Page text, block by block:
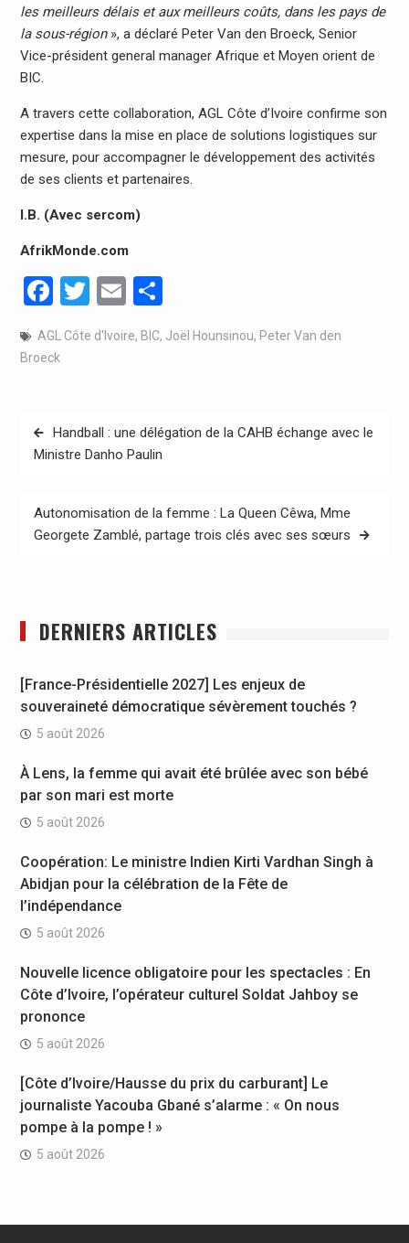
les meilleurs délais et aux meilleurs coûts, dans les pays de
la sous-région », a déclaré Peter Van den Broeck, Senior
Vice-président general manager Afrique et Moyen orient de
BIC.
A travers cette collaboration, AGL Côte d’Ivoire confirme son
expertise dans la mise en place de solutions logistiques sur
mesure, pour accompagner le développement des activités
de ses clients et partenaires.
I.B. (Avec sercom)
AfrikMonde.com
Facebook
Twitter
Email
AGL Côte d'Ivoire, BIC, Joël Hounsinou, Peter Van den
Broeck
Navigation
de
Handball : une délégation de la CAHB échange avec le
Ministre Danho Paulin
Autonomisation de la femme : La Queen Cêwa, Mme
Georgete Zamblé, partage trois clés avec ses sœurs
DERNIERS ARTICLES
[France-Présidentielle 2027] Les enjeux de
souveraineté démocratique sévèrement touchés ?
5 août 2026
À Lens, la femme qui avait été brûlée avec son bébé
par son mari est morte
5 août 2026
Coopération: Le ministre Indien Kirti Vardhan Singh à
Abidjan pour la célébration de la Fête de
l’indépendance
5 août 2026
Nouvelle licence obligatoire pour les spectacles : En
Côte d’Ivoire, l’opérateur culturel Soldat Jahboy se
prononce
5 août 2026
[Côte d’Ivoire/Hausse du prix du carburant] Le
journaliste Yacouba Gbané s’alarme : « On nous
pompe à la pompe ! »
5 août 2026